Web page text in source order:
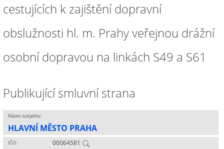
cestujících k zajištění dopravní
obslužnosti hl. m. Prahy veřejnou drážní
osobní dopravou na linkách S49 a S61
Publikující smluvní strana
Název subjektu:
HLAVNÍ MĚSTO PRAHA
IČO: 00064581